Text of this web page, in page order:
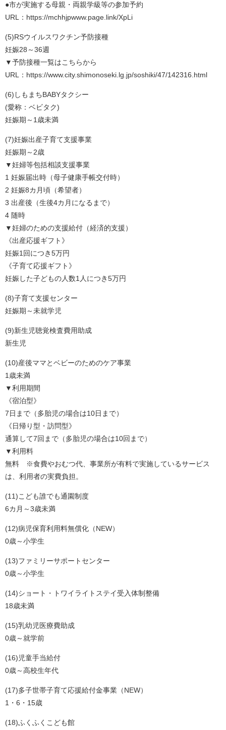
●市が実施する母親・両親学級等の参加予約
URL：https://mchhjpwww.page.link/XpLi
(5)RSウイルスワクチン予防接種
妊娠28～36週
▼予防接種一覧はこちらから
URL：https://www.city.shimonoseki.lg.jp/soshiki/47/142316.html
(6)しもまちBABYタクシー
(愛称：ベビタク)
妊娠期～1歳未満
(7)妊娠出産子育て支援事業
妊娠期～2歳
▼妊婦等包括相談支援事業
1 妊娠届出時（母子健康手帳交付時）
2 妊娠8カ月頃（希望者）
3 出産後（生後4カ月になるまで）
4 随時
▼妊婦のための支援給付（経済的支援）
《出産応援ギフト》
妊娠1回につき5万円
《子育て応援ギフト》
妊娠した子どもの人数1人につき5万円
(8)子育て支援センター
妊娠期～未就学児
(9)新生児聴覚検査費用助成
新生児
(10)産後ママとベビーのためのケア事業
1歳未満
▼利用期間
《宿泊型》
7日まで（多胎児の場合は10日まで）
《日帰り型・訪問型》
通算して7回まで（多胎児の場合は10回まで）
▼利用料
無料 ※食費やおむつ代、事業所が有料で実施しているサービス
は、利用者の実費負担。
(11)こども誰でも通園制度
6カ月～3歳未満
(12)病児保育利用料無償化（NEW）
0歳～小学生
(13)ファミリーサポートセンター
0歳～小学生
(14)ショート・トワイライトステイ受入体制整備
18歳未満
(15)乳幼児医療費助成
0歳～就学前
(16)児童手当給付
0歳～高校生年代
(17)多子世帯子育て応援給付金事業（NEW）
1・6・15歳
(18)ふくふくこども館